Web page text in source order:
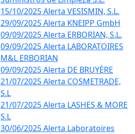
15/10/2025 Alerta VESISMIN, S.L.
29/09/2025 Alerta KNEIPP GmbH
09/09/2025 Alerta ERBORIAN, S.L.
09/09/2025 Alerta LABORATOIRES
M&L ERBORIAN
09/09/2025 Alerta DE BRUYÈRE
21/07/2025 Alerta COSMETRADE,
S.L
21/07/2025 Alerta LASHES & MORE
S.L
30/06/2025 Alerta Laboratoires